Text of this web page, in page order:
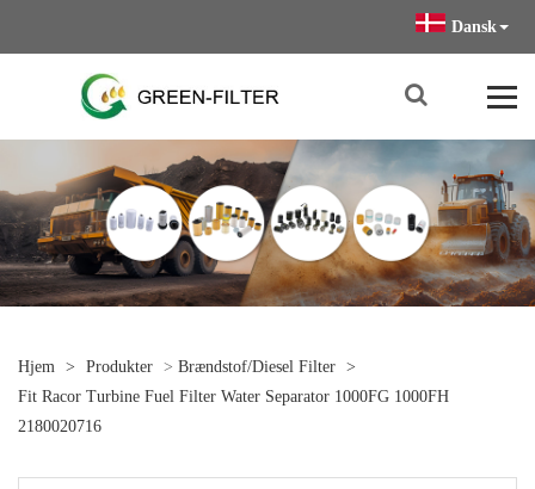
Dansk
Hjem > Produkter > Brændstof/diesel Filter >
Fit Racor Turbine Fuel Filter Water Separator 1000FG 1000FH
2180020716